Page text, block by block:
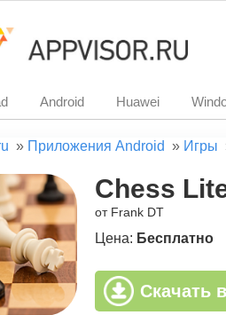
Android Huawei
» Приложения Android » Игры
Chess
от Frank DT
Цена: Бесплатно
Скачать